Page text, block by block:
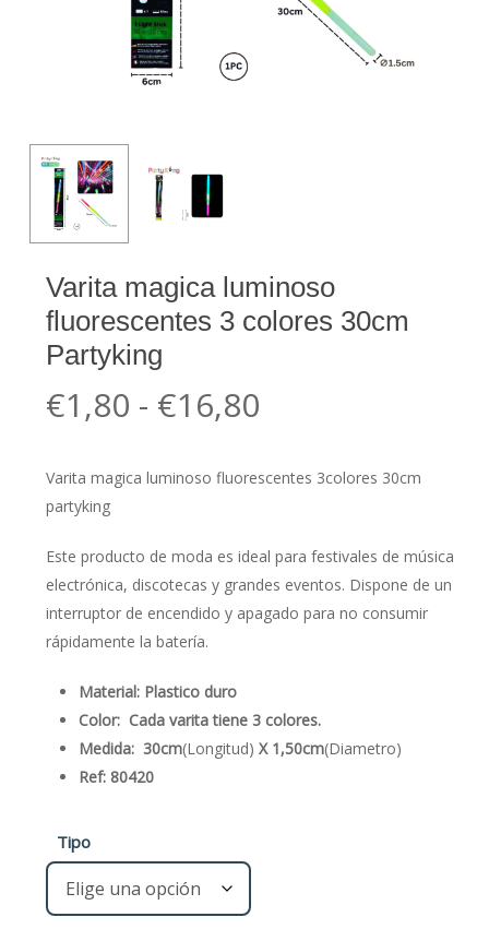
Varita magica luminoso
fluorescentes 3 colores 30cm
Partyking
€1,80 - €16,80Rango
precios:
hasta
€16,80
Varita magica luminoso fluorescentes 3colores 30cm
partyking
Este producto de moda es ideal para festivales de música
electrónica, discotecas y grandes eventos. Dispone de un
interruptor de encendido y apagado para no consumir
rápidamente la batería.
Material: Plastico duro
Color: Cada varita tiene 3 colores.
Medida: 30cm(Longitud) X 1,50cm(Diametro)
Ref: 80420
Tipo